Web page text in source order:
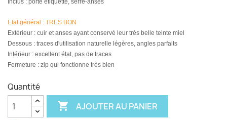
Inclus : porte étiquette, serre-anses
Etat général : TRES BON
Extérieur : cuir et anses ayant conservé leur très belle teinte miel
Dessous : traces d'utilisation naturelle légères, angles parfaits
Intérieur : excellent état, pas de traces
Fermeture : zip qui fonctionne très bien
Quantité
 AJOUTER AU PANIER